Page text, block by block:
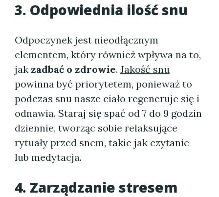
3. Odpowiednia ilość snu
Odpoczynek jest nieodłącznym
elementem, który również wpływa na to,
jak zadbać o zdrowie. Jakość snu
powinna być priorytetem, ponieważ to
podczas snu nasze ciało regeneruje się i
odnawia. Staraj się spać od 7 do 9 godzin
dziennie, tworząc sobie relaksujące
rytuały przed snem, takie jak czytanie
lub medytacja.
4. Zarządzanie stresem